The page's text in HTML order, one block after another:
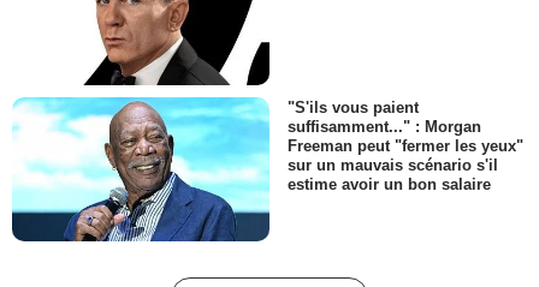
"S'ils vous paient
suffisamment..." : Morgan
Freeman peut "fermer les yeux"
sur un mauvais scénario s'il
estime avoir un bon salaire